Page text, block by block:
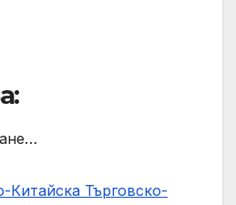
Китайска Търговско-